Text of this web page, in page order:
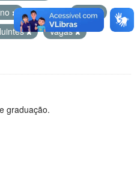
Formatos:
PDF
Vagas
graduação.